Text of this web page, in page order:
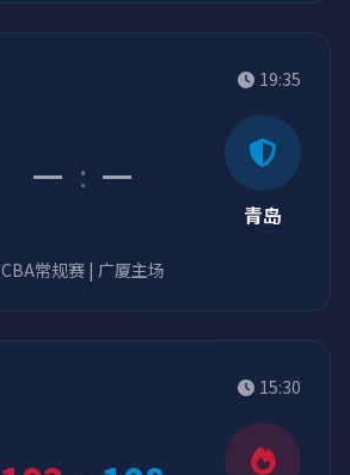
19:35
— : —
青岛
CBA常规赛 | 广厦主场
15:30